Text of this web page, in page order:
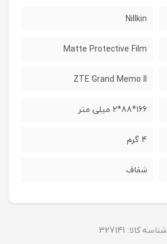
Nillkin
Matte Protective Film
ZTE Grand Memo II
166*88*2 میلی متر
4 گرم
شفاف
شناسه کالا: 327141